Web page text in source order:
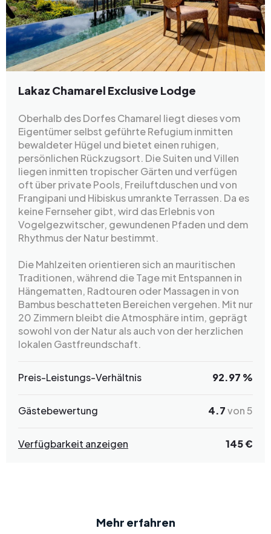
Lakaz Chamarel Exclusive Lodge
Oberhalb des Dorfes Chamarel liegt dieses vom
Eigentümer selbst geführte Refugium inmitten
bewaldeter Hügel und bietet einen ruhigen,
persönlichen Rückzugsort. Die Suiten und Villen
liegen inmitten tropischer Gärten und verfügen
oft über private Pools, Freiluftduschen und von
Frangipani und Hibiskus umrankte Terrassen. Da es
keine Fernseher gibt, wird das Erlebnis von
Vogelgezwitscher, gewundenen Pfaden und dem
Rhythmus der Natur bestimmt.
Die Mahlzeiten orientieren sich an mauritischen
Traditionen, während die Tage mit Entspannen in
Hängematten, Radtouren oder Massagen in von
Bambus beschatteten Bereichen vergehen. Mit nur
20 Zimmern bleibt die Atmosphäre intim, geprägt
sowohl von der Natur als auch von der herzlichen
lokalen Gastfreundschaft.
Preis-Leistungs-Verhältnis 92.97 %
Gästebewertung 4.7von 5
Verfügbarkeit anzeigen 145 €
Mehr erfahren